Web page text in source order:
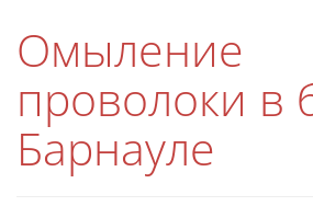
Омыление
проволоки в
Барнауле